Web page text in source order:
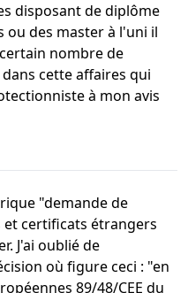
disposant de diplôme
ou des master à l'uni il
nombre de
cette affaires qui
à mon avis
"demande de
et certificats étrangers
J'ai oublié de
où figure ceci : "en
89/48/CEE du